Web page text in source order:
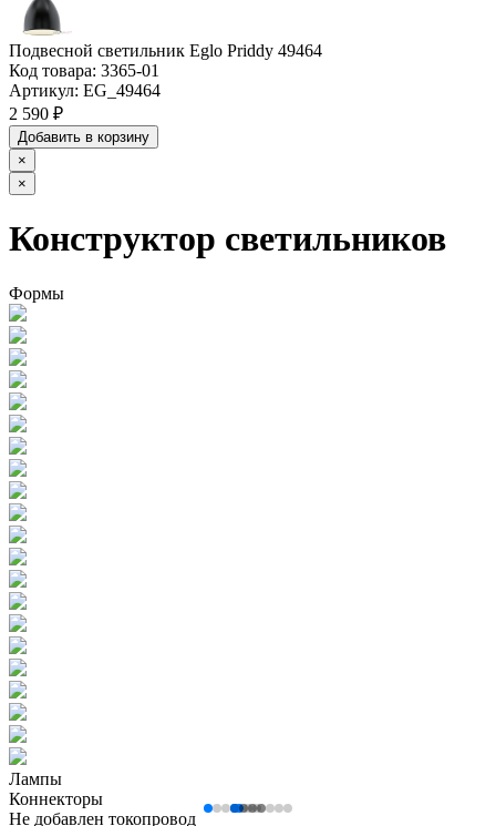
Подвесной светильник Eglo Priddy 49464
Код товара: 3365-01
Артикул: EG_49464
2 590 ₽
Добавить в корзину
×
×
Конструктор светильников
Формы
Лампы
Коннекторы
Не добавлен токопровод